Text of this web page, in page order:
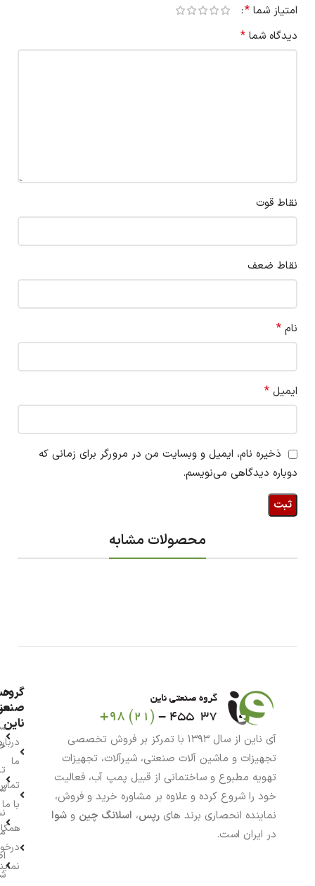
امتیاز شما *
دیدگاه شما *
نقاط قوت
نقاط ضعف
نام *
ایمیل *
ذخیره نام، ایمیل و وبسایت من در مرورگر برای زمانی که
دوباره دیدگاهی می‌نویسم.
محصولات مشابه
آی ناین از سال ۱۳۹۳ با تمرکز بر فروش تخصصی
تجهیزات و ماشین آلات صنعتی، شیرآلات، تجهیزات
تهویه مطبوع و ساختمانی از قبیل پمپ آب، فعالیت
خود را شروع کرده و علاوه بر مشاوره خرید و فروش،
نماینده انحصاری برند های رپس، اسلانگ چین و شوا
در ایران است.
گروه
ناین
ما
با ما